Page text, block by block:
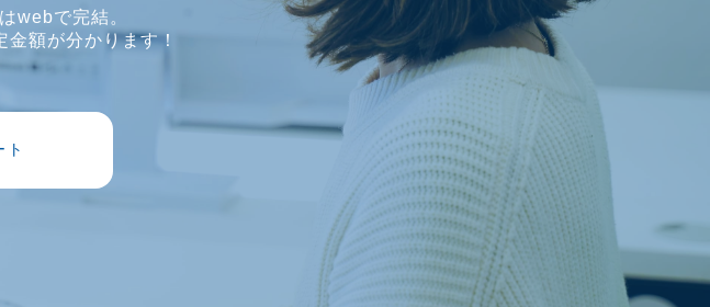
webで完結。
額が分かります！
ト